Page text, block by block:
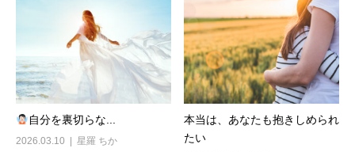
自分を裏切らな...
2026.03.10 星羅 ちか
本当は、あなたも抱きしめられ
たい